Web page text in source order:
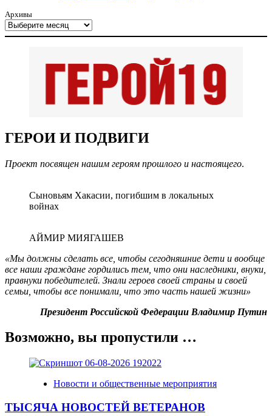
Архивы
ГЕРОИ И ПОДВИГИ
Проект посвящен нашим героям прошлого и настоящего.
Сыновьям Хакасии, погибшим в локальных
войнах
АЙМИР МИЯГАШЕВ
«Мы должны сделать все, чтобы сегодняшние дети и вообще
все наши граждане гордились тем, что они наследники, внуки,
правнуки победителей. Знали героев своей страны и своей
семьи, чтобы все понимали, что это часть нашей жизни»
Президент Российской Федерации Владимир Путин
Возможно, вы пропустили …
Новости и общественные мероприятия
ТЫСЯЧА НОВОСТЕЙ ВЕТЕРАНОВ